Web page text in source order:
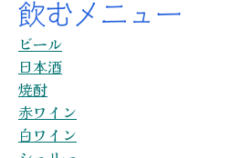
飲むメニュー
ビール
日本酒
焼酎
赤ワイン
白ワイン